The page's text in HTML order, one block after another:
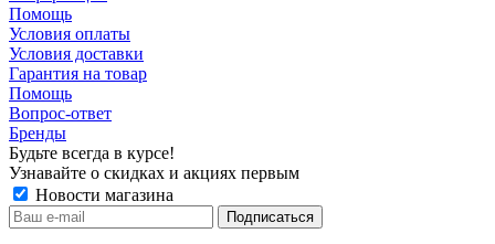
Помощь
Условия оплаты
Условия доставки
Гарантия на товар
Помощь
Вопрос-ответ
Бренды
Будьте всегда в курсе!
Узнавайте о скидках и акциях первым
Новости магазина